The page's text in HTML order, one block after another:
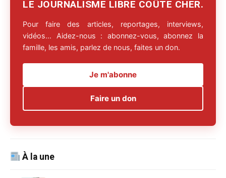
LE JOURNALISME LIBRE COÛTE CHER.
Pour faire des articles, reportages, interviews,
vidéos… Aidez-nous : abonnez-vous, abonnez la
famille, les amis, parlez de nous, faites un don.
Je m'abonne
Faire un don
À la une